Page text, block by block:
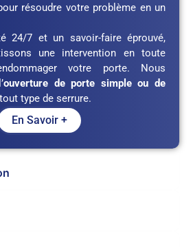
résoudre votre problème en un
24/7 et un savoir-faire éprouvé,
une intervention en toute
votre porte. Nous
ouverture de porte simple ou de
type de serrure.
En Savoir +